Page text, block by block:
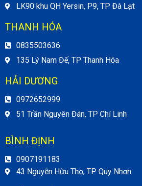
LK90 khu QH Yersin, P9, TP Đà Lạt
THANH HÓA
0835503636
135 Lý Nam Đế, TP Thanh Hóa
HẢI DƯƠNG
0972652999
51 Trần Nguyên Đán, TP Chí Linh
BÌNH ĐỊNH
0907191183
43 Nguyễn Hữu Thọ, TP Quy Nhơn